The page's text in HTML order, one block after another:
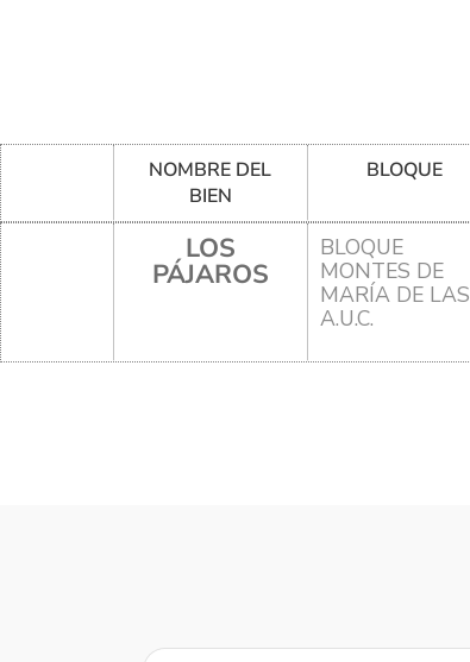
NOMBRE DEL
BIEN
BLOQUE
LOS
PÁJAROS
BLOQUE
MONTES DE
MARÍA DE LAS
A.U.C.